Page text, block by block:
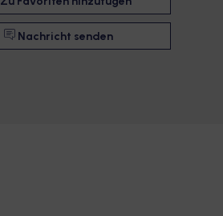
Nachricht senden